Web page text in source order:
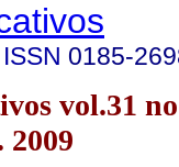
ISSN 0185-
vol.31
2009